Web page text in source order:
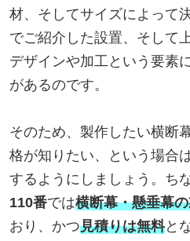
材、そしてサイズによって
でご紹介した設置、そして
デザインや加工という要素
があるのです。
そのため、製作したい横断
格が知りたい、という場合
するようにしましょう。ち
110番では横断幕・懸垂幕
おり、かつ見積りは無料と